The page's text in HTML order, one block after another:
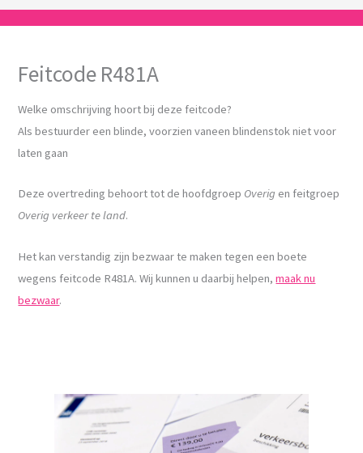
Feitcode R481A
Welke omschrijving hoort bij deze feitcode?
Als bestuurder een blinde, voorzien vaneen blindenstok niet voor
laten gaan
Deze overtreding behoort tot de hoofdgroep Overig en feitgroep
Overig verkeer te land.
Het kan verstandig zijn bezwaar te maken tegen een boete
wegens feitcode R481A. Wij kunnen u daarbij helpen,maak nu
bezwaar.